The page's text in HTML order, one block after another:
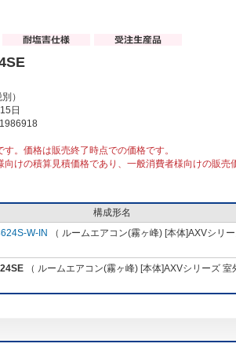
）
日
。価格は販売終了時点での価格です。
けの積算見積価格であり、一般消費者様向けの販売
構成形名
W-IN
（ ルームエアコン(霧ヶ峰) [本体]AXVシリ
（ ルームエアコン(霧ヶ峰) [本体]AXVシリーズ 室